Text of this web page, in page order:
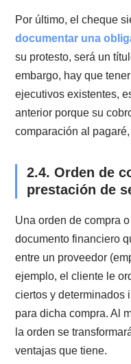
firmas autorizadas
probatorio que uno
se debe a que se
contenidos en el
autorizadas por un
2.3. Pagaré,
La mejor forma de
Esto dado por su
él puedes poner
ejemplo, la
cláusula de
Por el contrario, el
buena forma de
documento privado